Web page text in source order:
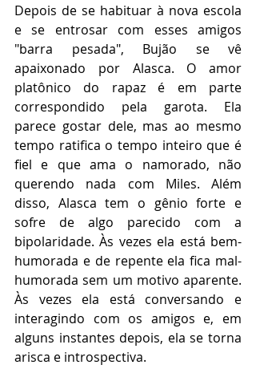
Depois de se habituar à nova escola
e se entrosar com esses amigos
"barra pesada", Bujão se vê
apaixonado por Alasca. O amor
platônico do rapaz é em parte
correspondido pela garota. Ela
parece gostar dele, mas ao mesmo
tempo ratifica o tempo inteiro que é
fiel e que ama o namorado, não
querendo nada com Miles. Além
disso, Alasca tem o gênio forte e
sofre de algo parecido com a
bipolaridade. Às vezes ela está bem-
humorada e de repente ela fica mal-
humorada sem um motivo aparente.
Às vezes ela está conversando e
interagindo com os amigos e, em
alguns instantes depois, ela se torna
arisca e introspectiva.